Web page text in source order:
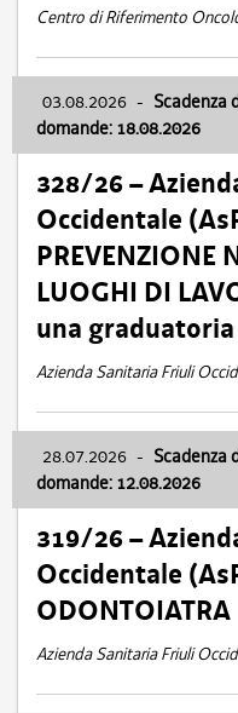
Centro di Riferimento
03.08.2026 - Scadenza
domande: 18.08.2026
328/26 –
Occidentale
PREVENZIONE
LUOGHI DI
una graduatoria
Azienda Sanitaria Friuli
28.07.2026 - Scadenza
domande: 12.08.2026
319/26 –
Occidentale
ODONTOIATRA
Azienda Sanitaria Friuli